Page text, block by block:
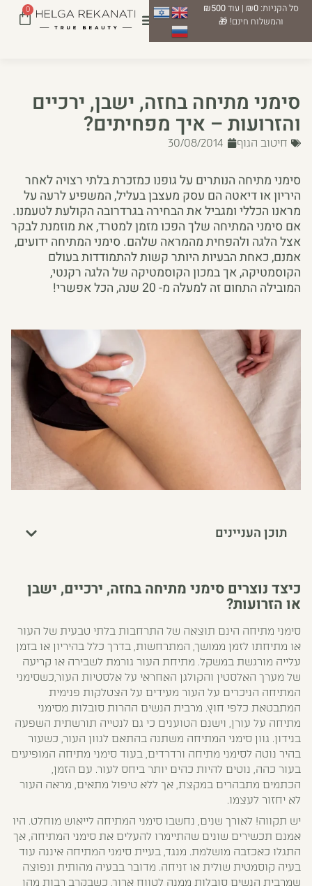
סל הקניות:₪0 | עוד₪500
והמשלוח חינם! 🎁
0
סימני מתיחה בחזה, ישבן, ירכיים
והזרועות – איך מפחיתים?
חיטוב הגוף 30/08/2014
סימני מתיחה הנותרים על גופנו כמזכרת בלתי רצויה לאחר
היריון או דיאטה הם עסק מעצבן בעליל, המשפיע לרעה על
מראנו הכללי ומגביל את הבחירה בגרדרובה הקולעת לטעמנו.
אם סימני המתיחה שלך הפכו מזמן למטרד, את מוזמנת לבקר
אצל הלגה ולהפחית מהמראה שלהם. סימני המתיחה ידועים,
אמנם, כאחת הבעיות היותר קשות להתמודדות בעולם
הקוסמטיקה, אך במכון הקוסמטיקה של הלגה רקנטי,
המובילה התחום זה למעלה מ- 20 שנה, הכל אפשרי!
תוכן העניינים
כיצד נוצרים סימני מתיחה בחזה, ירכיים, ישבן
או הזרועות?
סימני מתיחה הינם תוצאה של התרחבות בלתי טבעית של העור
או מתיחתו לזמן ממושך, המתרחשות, בדרך כלל בהיריון או בזמן
עלייה מורגשת במשקל. מתיחת העור גורמת לשבירה או קריעה
של מערך האלסטין והקולגן האחראי על אלסטיות העור,כשסימני
המתיחה הניכרים על העור מעידים על הצטלקות פנימית
המתבטאת כלפי חוץ. מרבית הנשים ההרות סובלות מסימני
מתיחה על עורן, וישנם הטוענים כי גם לנטייה תורשתית השפעה
בנידון. גוון סימני המתיחה משתנה בהתאם לגוון העור, כשעור
בהיר נוטה לסימני מתיחה ורדרדים, בעוד סימני מתיחה המופיעים
בעור כהה, נוטים להיות כהים יותר ביחס לעור. עם הזמן,
הכתמים מתבהרים במקצת, אך ללא טיפול מתאים, מראה העור
לא יחזור לעצמו.
יש תקווה! לאורך שנים, נחשבו סימני המתיחה לייאוש מוחלט. היו
אמנם תכשירים שונים שהתיימרו להעלים את סימני המתיחה, אך
התגלו כאכזבה מושלמת. מנגד, בעיית סימני המתיחה איננה עוד
בעיה קוסמטית שולית או זניחה. מדובר בבעיה מהותית ונפוצה
שמרבית הנשים סובלות ממנה לטווח ארוך, כשבקרב רבות מהן